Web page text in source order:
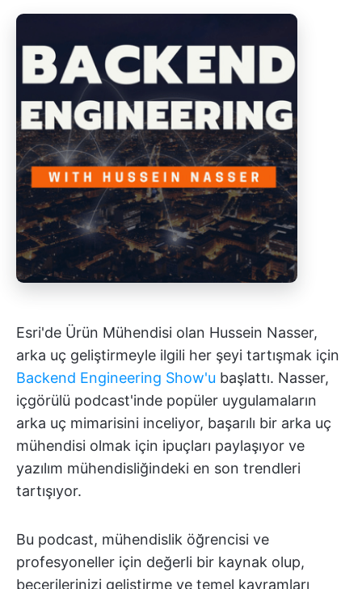
Esri'de Ürün Mühendisi olan Hussein Nasser,
arka uç geliştirmeyle ilgili her şeyi tartışmak için
Backend Engineering Show'u başlattı. Nasser,
içgörülü podcast'inde popüler uygulamaların
arka uç mimarisini inceliyor, başarılı bir arka uç
mühendisi olmak için ipuçları paylaşıyor ve
yazılım mühendisliğindeki en son trendleri
tartışıyor.
Bu podcast, mühendislik öğrencisi ve
profesyoneller için değerli bir kaynak olup,
becerilerinizi geliştirme ve temel kavramları